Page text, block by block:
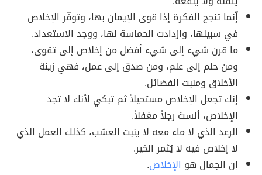
إّنما تنجح الفكرة إذا قوى الإيمان بها، وتوفّر الإخلاص
في سبيلها، وازدادت الحماسة لها، ووجد الاستعداد.
ما قرن شيء إلى شيء أفضل من إخلاص إلى تقوى،
ومن حلم إلى علم، ومن صدق إلى عمل، فهي زينة
الأخلاق ومنبت الفضائل.
إنك تجعل الإخلاص مستحيلاً ثم تبكي لأنك لا تجد
الإخلاص، ألستَ رجلاً مغفلاً.
الرعد الذي لا ماء معه لا ينبت العشب، كذلك العمل الذي
لا إخلاص فيه لا يُثمر الخير.
إن الجمال هو الإخلاص.